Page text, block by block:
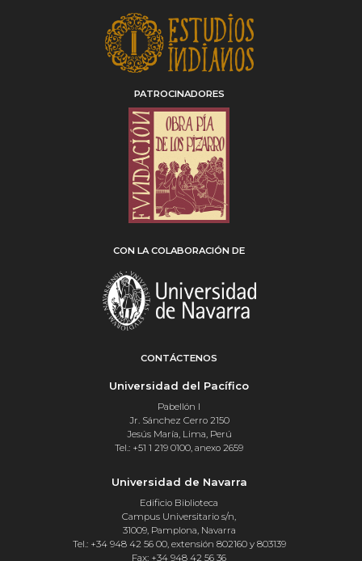
PATROCINADORES
CON LA COLABORACIÓN DE
CONTÁCTENOS
Universidad del Pacífico
Pabellón I
Jr. Sánchez Cerro 2150
Jesús María, Lima, Perú
Tel.: +51 1 219 0100, anexo 2659
Universidad de Navarra
Edificio Biblioteca
Campus Universitario s/n,
31009, Pamplona, Navarra
Tel.: +34 948 42 56 00, extensión 802160 y 803139
Fax: +34 948 42 56 36